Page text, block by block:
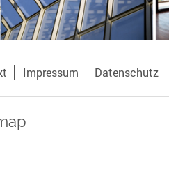
Impressum Datenschutz